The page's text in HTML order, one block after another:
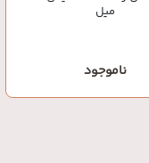
میل
ناموجود